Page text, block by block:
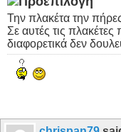
Την πλακέτα την
Σε αυτές τις
διαφορετικά δεν